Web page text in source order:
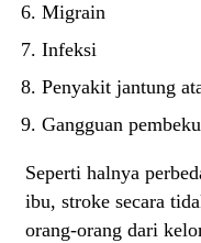
Migrain
Infeksi
Penyakit jantung
Gangguan
Seperti halnya
ibu, stroke secara
orang-orang dari